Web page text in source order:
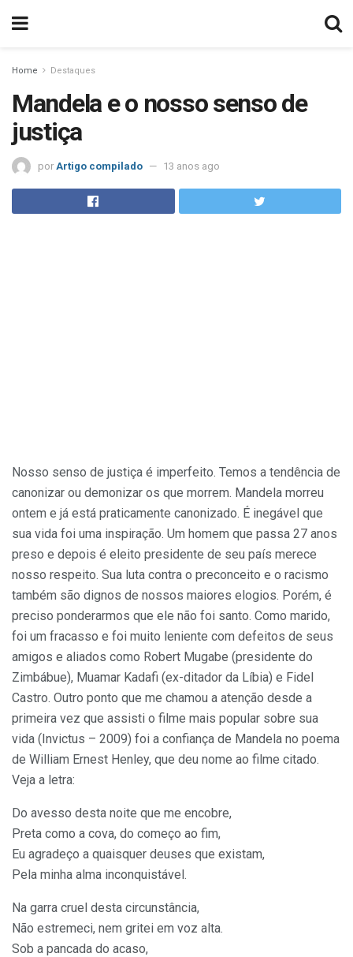
Home Destaques
Mandela e o nosso senso de
justiça
por Artigo compilado 13 anos ago
Nosso senso de justiça é imperfeito. Temos a tendência de
canonizar ou demonizar os que morrem. Mandela morreu
ontem e já está praticamente canonizado. É inegável que
sua vida foi uma inspiração. Um homem que passa 27 anos
preso e depois é eleito presidente de seu país merece
nosso respeito. Sua luta contra o preconceito e o racismo
também são dignos de nossos maiores elogios. Porém, é
preciso ponderarmos que ele não foi santo. Como marido,
foi um fracasso e foi muito leniente com defeitos de seus
amigos e aliados como Robert Mugabe (presidente do
Zimbábue), Muamar Kadafi (ex-ditador da Líbia) e Fidel
Castro. Outro ponto que me chamou a atenção desde a
primeira vez que assisti o filme mais popular sobre sua
vida (Invictus – 2009) foi a confiança de Mandela no poema
de William Ernest Henley, que deu nome ao filme citado.
Veja a letra:
Do avesso desta noite que me encobre,
Preta como a cova, do começo ao fim,
Eu agradeço a quaisquer deuses que existam,
Pela minha alma inconquistável.
Na garra cruel desta circunstância,
Não estremeci, nem gritei em voz alta.
Sob a pancada do acaso,